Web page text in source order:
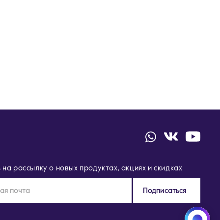
на рассылку о новых продуктах, акциях и скидках
Подписаться